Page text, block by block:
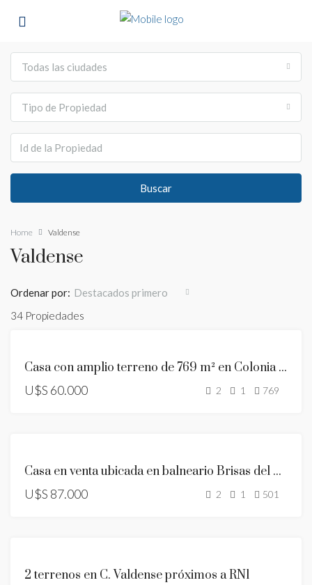
Todas las ciudades
Tipo de Propiedad
Buscar
Home Valdense
Valdense
34 Propiedades
Ordenar por: Destacados primero
Casa con amplio terreno de 769 m² en Colonia Valdense
U$S 60.000
2 1 769
Casa en venta ubicada en balneario Brisas del Plata
U$S 87.000
2 1 501
2 terrenos en C. Valdense próximos a RN1